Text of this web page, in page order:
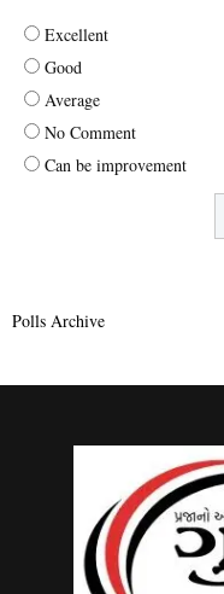
Excellent
Good
Average
No Comment
Can be improvement
Polls Archive